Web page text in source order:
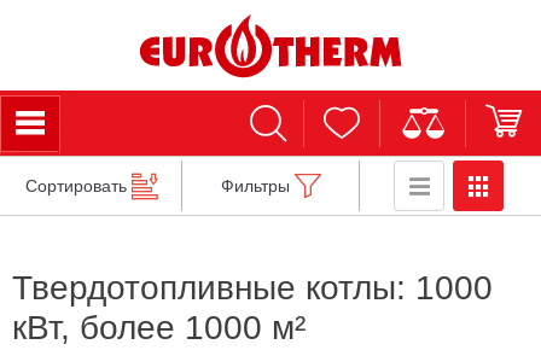
Сортировать Фильтры
Твердотопливные котлы: 1000
кВт, более 1000 м²